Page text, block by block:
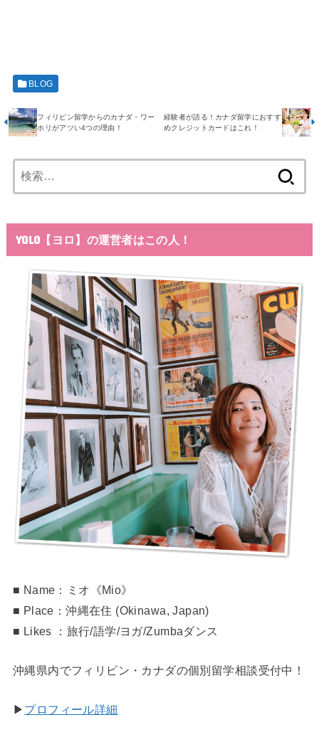
BLOG
フィリピン留学からのカナダ・ワー
ホリがアツい4つの理由！
経験者が語る！カナダ留学におすす
めクレジットカードはこれ！
索:
YOLO【ヨロ】の運営者はこの人！
■ Name：ミオ《Mio》
■ Place：沖縄在住 (Okinawa, Japan)
■ Likes ：旅行/語学/ヨガ/Zumbaダンス
沖縄県内でフィリピン・カナダの個別留学相談受付中！
▶︎ プロフィール詳細